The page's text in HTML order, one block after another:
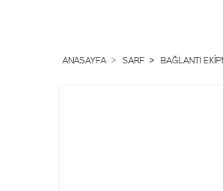
ANASAYFA SARF BAĞLANTI